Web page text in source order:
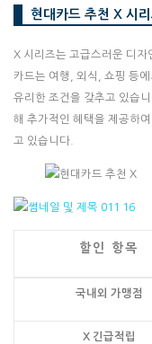
현대카드 추천 X 시
X 시리즈는 고급스러운 디자
카드는 여행, 외식, 쇼핑 등
유리한 조건을 갖추고 있습
해 추가적인 혜택을 제공하
고 있습니다.
할인 항목
국내외 가맹점
X 긴급적립